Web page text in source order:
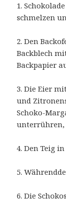
1.
schmelzen
2. Den
Backblech
Backpapier
3. Die Eier
und
Schoko-
unterrühren,
4. Den Teig
5.
6. Die